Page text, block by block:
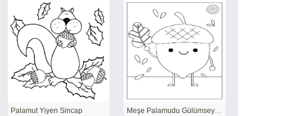
Palamut Yiyen Sincap Meşe Palamudu Gülümseyerek